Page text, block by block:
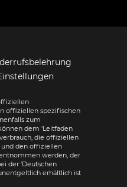
offiziellen spezifischen
zum
dem 'Leitfaden
die offiziellen
und den offiziellen
werden, der
der 'Deutschen
erhältlich ist